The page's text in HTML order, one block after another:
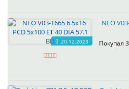
20.12.2023
NEO
Покупал